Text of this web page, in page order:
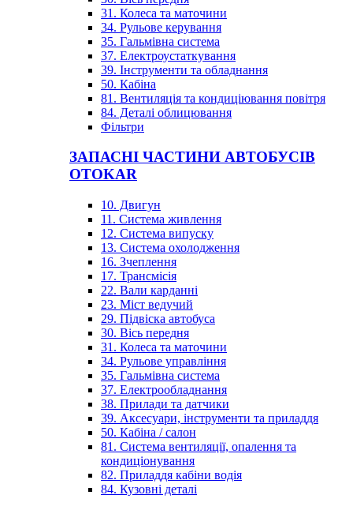
31. Колеса та маточини
34. Рульове керування
35. Гальмівна система
37. Електроустаткування
39. Інструменти та обладнання
50. Кабіна
81. Вентиляція та кондиціювання повітря
84. Деталі облицювання
Фільтри
ЗАПАСНІ ЧАСТИНИ АВТОБУСІВ
OTOKAR
10. Двигун
11. Система живлення
12. Система випуску
13. Система охолодження
16. Зчеплення
17. Трансмісія
22. Вали карданні
23. Міст ведучий
29. Підвіска автобуса
30. Вісь передня
31. Колеса та маточини
34. Рульове управління
35. Гальмівна система
37. Електрообладнання
38. Прилади та датчики
39. Аксесуари, інструменти та приладдя
50. Кабіна / салон
81. Система вентиляції, опалення та
кондиціонування
82. Приладдя кабіни водія
84. Кузовні деталі